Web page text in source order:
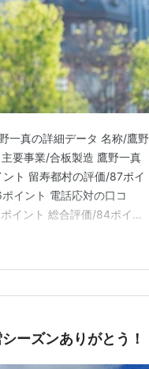
一真の詳細データ 名称/鷹野
要事業/合板製造 鷹野一真
ト 留寿都村の評価/87ポイ
イント 電話応対の口コ
イント 総合評価/84ポイン
のクチコミは好意的で77ポ…
ズンありがとう！